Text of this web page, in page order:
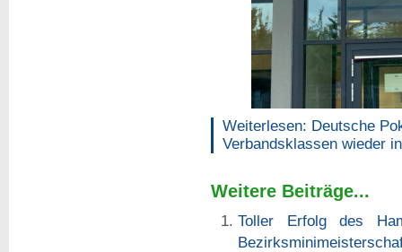
Weiterlesen: Deutsche
Verbandsklassen wieder
Weitere Beiträge...
Toller Erfolg des